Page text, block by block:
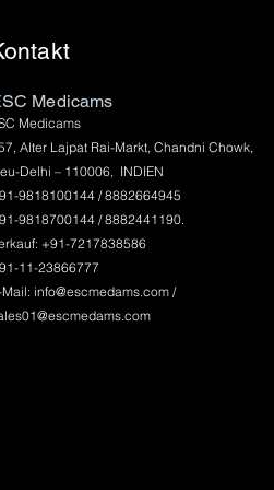
Medicams
Medicams
Alter Lajpat Rai-Markt, Chandni Chowk,
Delhi – 110006, INDIEN
9818100144 / 8882664945
9818700144 / 8882441190.
+91-7217838586
11-23866777
Mail: info@escmedams.com/